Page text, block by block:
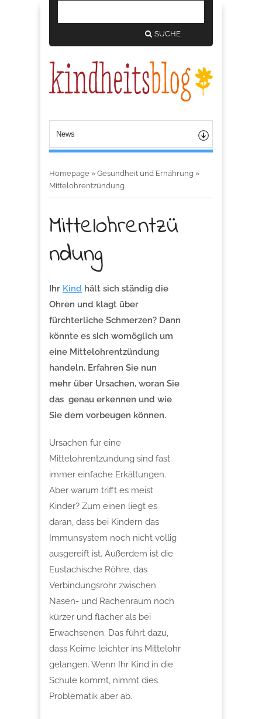
SUCHE
Homepage » Gesundheit und Ernährung »
Mittelohrentzündung
Mittelohrentzü
ndung
Ihr Kind hält sich ständig die
Ohren und klagt über
fürchterliche Schmerzen? Dann
könnte es sich womöglich um
eine Mittelohrentzündung
handeln. Erfahren Sie nun
mehr über Ursachen, woran Sie
das genau erkennen und wie
Sie dem vorbeugen können.
Ursachen für eine
Mittelohrentzündung sind fast
immer einfache Erkältungen.
Aber warum trifft es meist
Kinder? Zum einen liegt es
daran, dass bei Kindern das
Immunsystem noch nicht völlig
ausgereift ist. Außerdem ist die
Eustachische Röhre, das
Verbindungsrohr zwischen
Nasen- und Rachenraum noch
kürzer und flacher als bei
Erwachsenen. Das führt dazu,
dass Keime leichter ins Mittelohr
gelangen. Wenn Ihr Kind in die
Schule kommt, nimmt dies
Problematik aber ab.